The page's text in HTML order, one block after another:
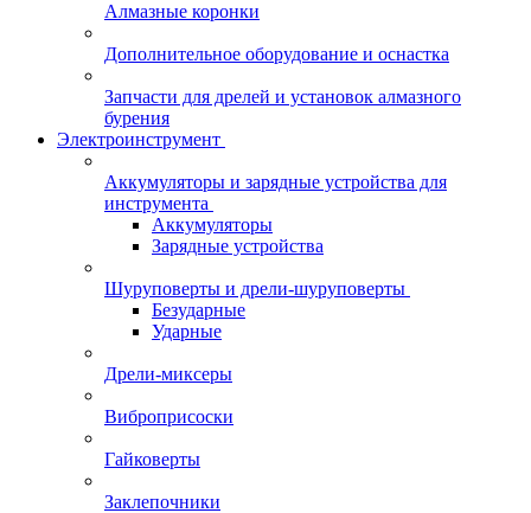
Алмазные коронки
Дополнительное оборудование и оснастка
Запчасти для дрелей и установок алмазного
бурения
Электроинструмент
Аккумуляторы и зарядные устройства для
инструмента
Аккумуляторы
Зарядные устройства
Шуруповерты и дрели-шуруповерты
Безударные
Ударные
Дрели-миксеры
Виброприсоски
Гайковерты
Заклепочники